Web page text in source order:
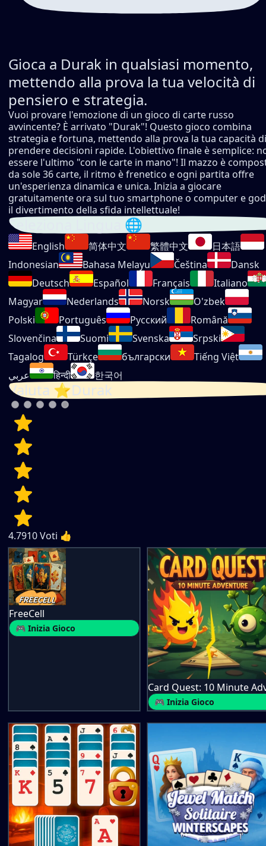
Gioca a Durak in qualsiasi momento,
mettendo alla prova la tua velocità di
pensiero e strategia.
Vuoi provare l'emozione di un gioco di carte russo
avvincente? È arrivato "Durak"! Questo gioco combina
strategia e fortuna, mettendo alla prova la tua capacità di
prendere decisioni rapide. L'obiettivo finale è semplice:
essere l'ultimo "con le carte in mano"! Il mazzo è
da sole 36 carte, il ritmo è frenetico e ogni partita offre
un'esperienza dinamica e unica. Inizia a giocare
gratuitamente ora sul tuo smartphone o computer e
il divertimento della sfida intellettuale!
Seleziona Lingua 🌐
English 简体中文 繁體中文
日本語
Indonesian
Bahasa Melayu Čeština
Dansk
Deutsch
Español Français
Italiano
Magyar
Nederlands Norsk
O'zbek
Polski
Português Русский
Română
Slovenčina
Suomi Svenska
Srpski
Tagalog
Türkçe български
Tiếng Việt
عربي
हिन्दी 한국어
Valuta ⭐Durak
4.7910Voti 👍
FreeCell
🎮 Inizia Gioco
🎮 Inizia Gioco